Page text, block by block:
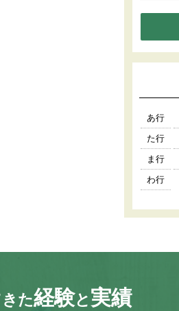
あ行
た行
ま行
わ行
た経験と実績